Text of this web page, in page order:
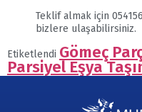
Teklif almak için
bizlere ulaşabilirsiniz.
Etiketlendi Gömeç
Parsiyel Eşya